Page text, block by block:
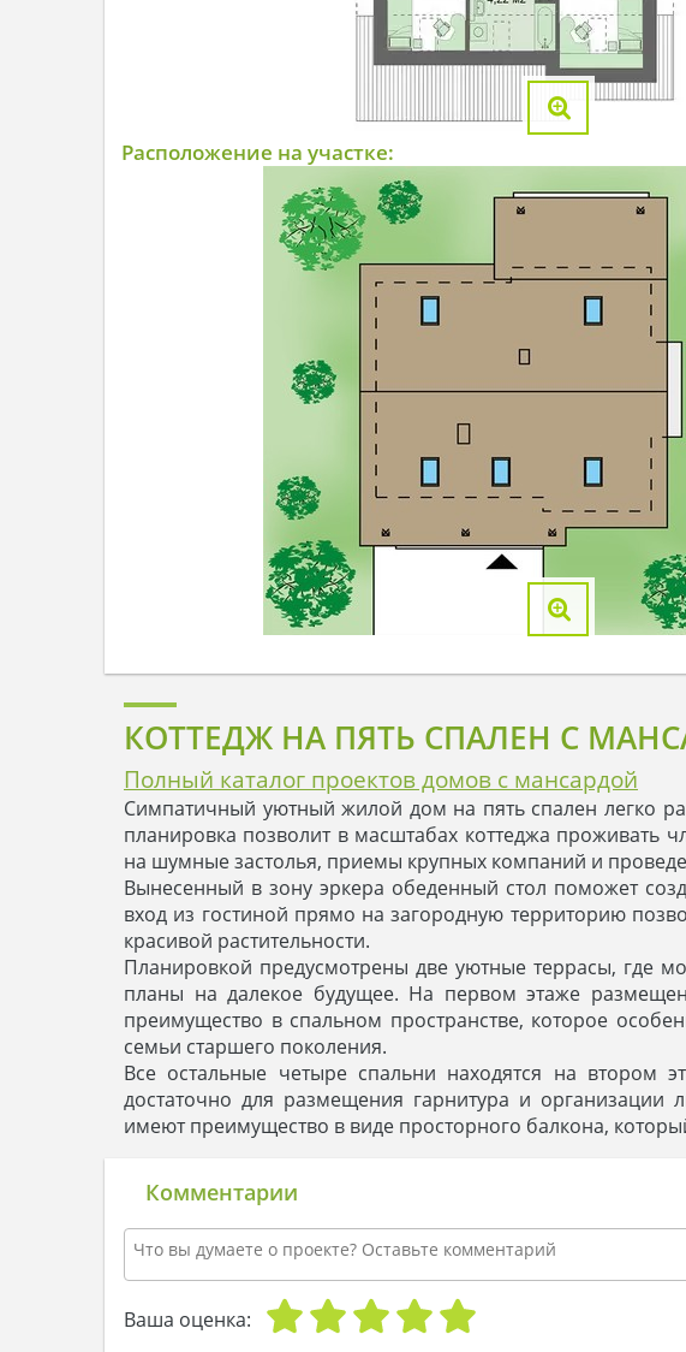
Расположение на участке:
КОТТЕДЖ НА ПЯТЬ СПАЛЕН С
Полный каталог проектов домов с мансардой
Симпатичный уютный жилой дом на пять спален легко
планировка позволит в масштабах коттеджа проживать
на шумные застолья, приемы крупных компаний и
Вынесенный в зону эркера обеденный стол поможет
вход из гостиной прямо на загородную территорию
красивой растительности.
Планировкой предусмотрены две уютные террасы, где
планы на далекое будущее. На первом этаже
преимущество в спальном пространстве, которое
семьи старшего поколения.
Все остальные четыре спальни находятся на
достаточно для размещения гарнитура и
имеют преимущество в виде просторного балкона,
Комментарии
Ваша оценка: